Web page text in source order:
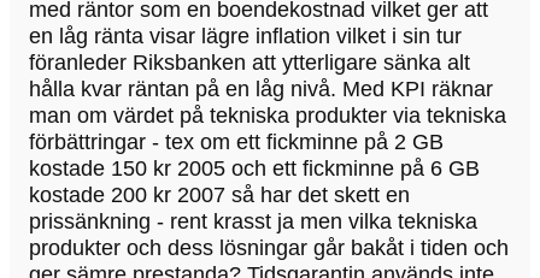
med räntor som en boendekostnad vilket ger att
en låg ränta visar lägre inflation vilket i sin tur
föranleder Riksbanken att ytterligare sänka alt
hålla kvar räntan på en låg nivå. Med KPI räknar
man om värdet på tekniska produkter via tekniska
förbättringar - tex om ett fickminne på 2 GB
kostade 150 kr 2005 och ett fickminne på 6 GB
kostade 200 kr 2007 så har det skett en
prissänkning - rent krasst ja men vilka tekniska
produkter och dess lösningar går bakåt i tiden och